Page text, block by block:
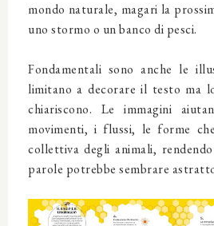
mondo naturale, magari la
uno stormo o un banco di pesci.
Fondamentali sono anche le
limitano a decorare il testo ma
chiariscono. Le immagini
movimenti, i flussi, le forme che
collettiva degli animali,
parole potrebbe sembrare